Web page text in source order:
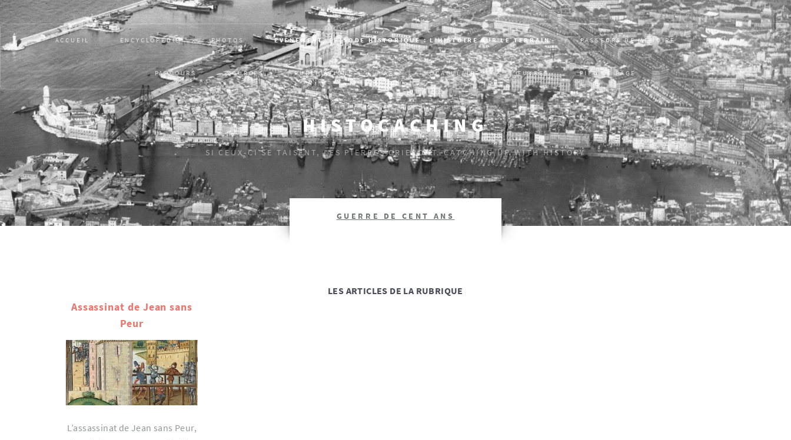
HISTOCACHING
SI CEUX-CI SE TAISENT, LES PIERRES CRIERONT. CATCHING UP WITH HISTORY
ACCUEIL ENCYCLOPÉDIE PHOTOS EVÈNEMENT, ÉPISODE HISTORIQUE : L’HISTOIRE SUR LE TERRAIN PASSEURS DE MÉMOIRE MONUM
PARCOURS SOURCES PUBLICATIONS AR VOCABULAIRES ŒUVRES PIED DE PAGE
GUERRE DE CENT ANS
LES ARTICLES DE LA RUBRIQUE
Assassinat de Jean sans
Peur
L’assassinat de Jean sans Peur,